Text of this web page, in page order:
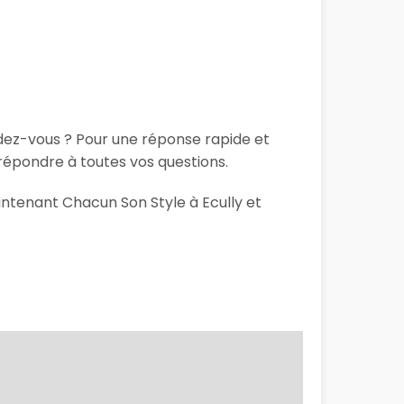
vous ? Pour une réponse rapide et
à toutes vos questions.
Chacun Son Style à Ecully et